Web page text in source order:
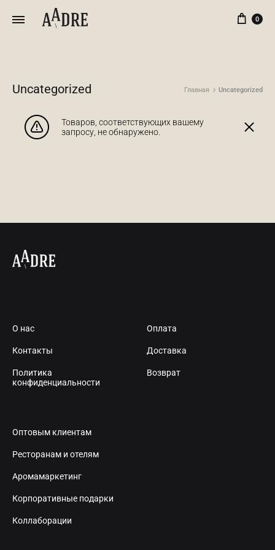
0
Uncategorized Главная Uncategorized
Товаров, соответствующих вашему
запросу, не обнаружено.
О нас
Контакты
Политика
конфиденциальности
Оплата
Доставка
Возврат
Оптовым клиентам
Ресторанам и отелям
Аромамаркетинг
Корпоративные подарки
Коллаборации